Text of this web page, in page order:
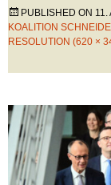
PUBLISHED ON 11.
OALITION
RESOLUTION (620 ×